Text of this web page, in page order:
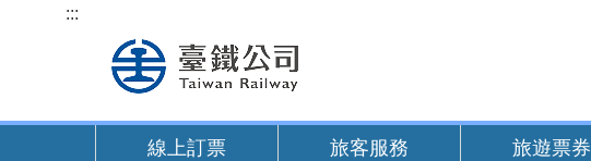
內
:::
線上訂票 旅客服務 旅遊票券